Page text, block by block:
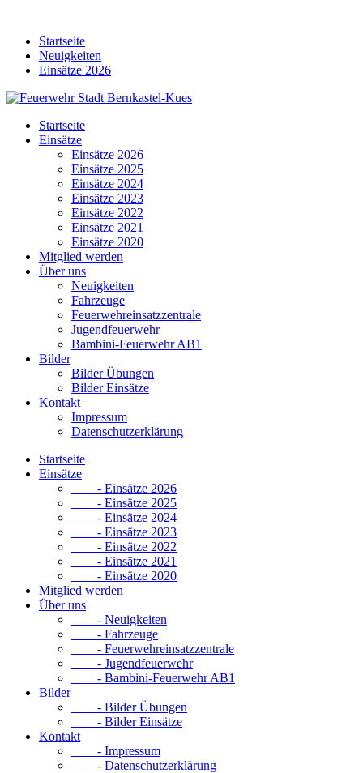
contentStartseite
Neuigkeiten
Einsätze 2026
Startseite
Einsätze
Einsätze 2026
Einsätze 2025
Einsätze 2024
Einsätze 2023
Einsätze 2022
Einsätze 2021
Einsätze 2020
Mitglied werden
Über uns
Neuigkeiten
Fahrzeuge
Feuerwehreinsatzzentrale
Jugendfeuerwehr
Bambini-Feuerwehr AB1
Bilder
Bilder Übungen
Bilder Einsätze
Kontakt
Impressum
Datenschutzerklärung
Startseite
Einsätze
- Einsätze 2026
- Einsätze 2025
- Einsätze 2024
- Einsätze 2023
- Einsätze 2022
- Einsätze 2021
- Einsätze 2020
Mitglied werden
Über uns
- Neuigkeiten
- Fahrzeuge
- Feuerwehreinsatzzentrale
- Jugendfeuerwehr
- Bambini-Feuerwehr AB1
Bilder
- Bilder Übungen
- Bilder Einsätze
Kontakt
- Impressum
- Datenschutzerklärung